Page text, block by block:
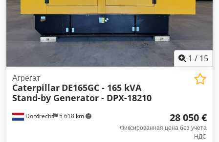
1 / 15
Dordrecht 5 618 km
Агрегат
Caterpillar DE165GC - 165 kVA
Stand-by Generator - DPX-18210
28 050 €
Фиксированная цена без учета
НДС